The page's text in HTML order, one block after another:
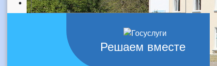
Решаем вместе